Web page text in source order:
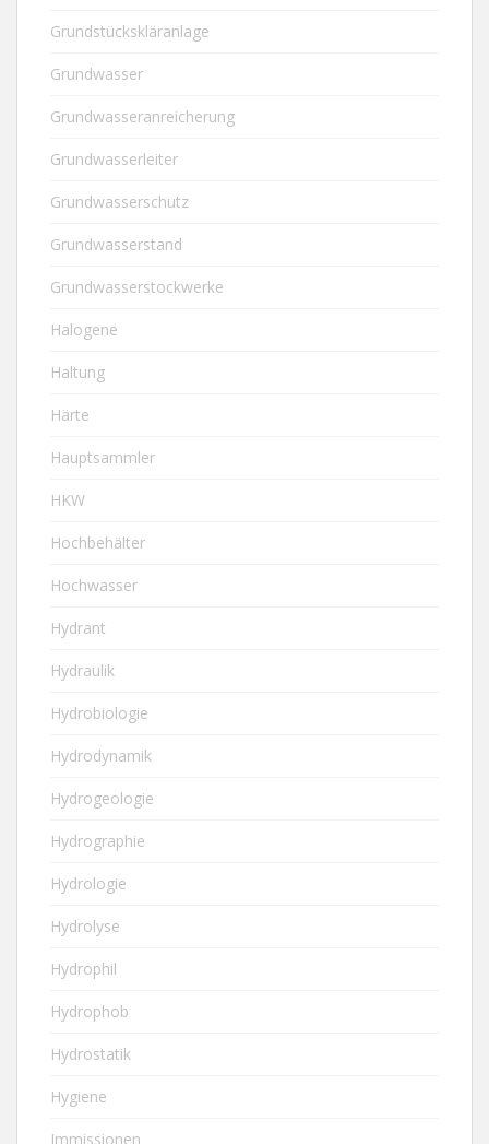
Grundstückskläranlage
Grundwasser
Grundwasseranreicherung
Grundwasserleiter
Grundwasserschutz
Grundwasserstand
Grundwasserstockwerke
Halogene
Haltung
Härte
Hauptsammler
HKW
Hochbehälter
Hochwasser
Hydrant
Hydraulik
Hydrobiologie
Hydrodynamik
Hydrogeologie
Hydrographie
Hydrologie
Hydrolyse
Hydrophil
Hydrophob
Hydrostatik
Hygiene
Immissionen